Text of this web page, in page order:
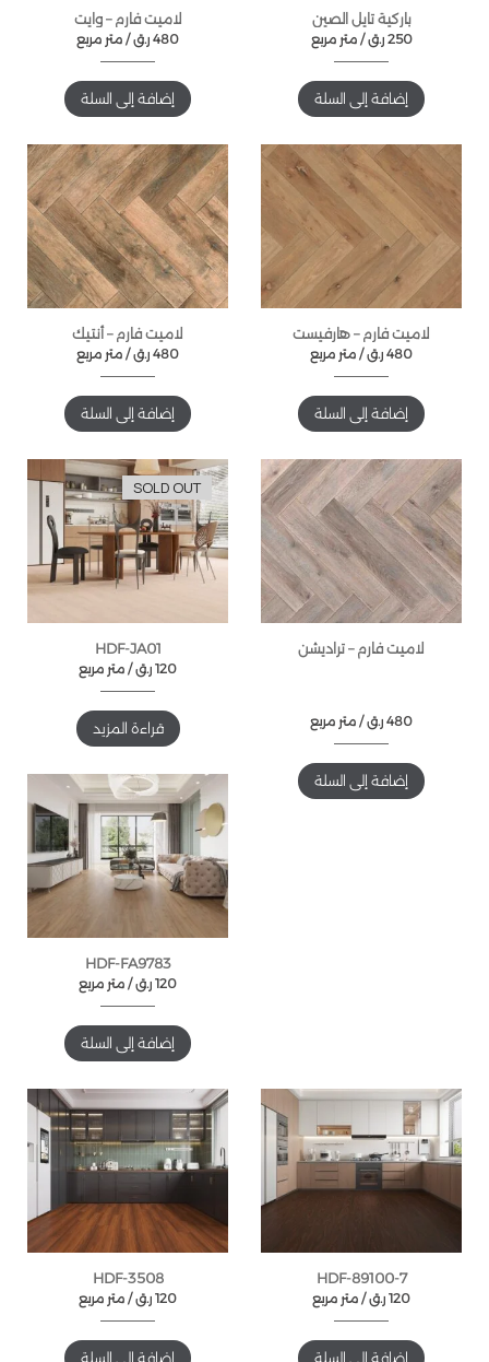
باركية تايل الصين
متر مربع / 250 ر.ق
إضافة إلى السلة
لاميت فارم – وايت
متر مربع / 480 ر.ق
إضافة إلى السلة
لاميت فارم – هارفيست
متر مربع / 480 ر.ق
إضافة إلى السلة
لاميت فارم – أنتيك
متر مربع / 480 ر.ق
إضافة إلى السلة
لاميت فارم – تراديشن
متر مربع / 480 ر.ق
إضافة إلى السلة
SOLD OUT
HDF-JA01
متر مربع / 120 ر.ق
قراءة المزيد
HDF-FA9783
متر مربع / 120 ر.ق
إضافة إلى السلة
HDF-89100-7
متر مربع / 120 ر.ق
إضافة إلى السلة
HDF-3508
متر مربع / 120 ر.ق
إضافة إلى السلة